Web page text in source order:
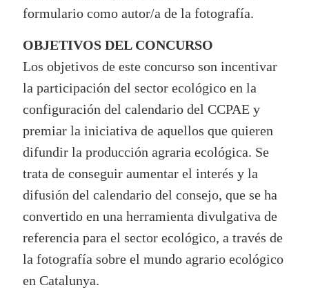
formulario como autor/a de la fotografía.
OBJETIVOS DEL CONCURSO
Los objetivos de este concurso son incentivar
la participación del sector ecológico en la
configuración del calendario del CCPAE y
premiar la iniciativa de aquellos que quieren
difundir la producción agraria ecológica. Se
trata de conseguir aumentar el interés y la
difusión del calendario del consejo, que se ha
convertido en una herramienta divulgativa de
referencia para el sector ecológico, a través de
la fotografía sobre el mundo agrario ecológico
en Catalunya.